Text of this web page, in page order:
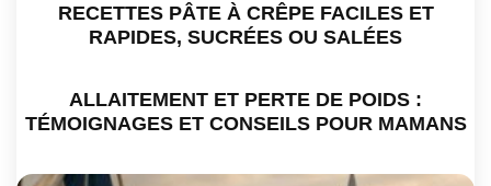
RECETTES PÂTE À CRÊPE FACILES ET
RAPIDES, SUCRÉES OU SALÉES
ALLAITEMENT ET PERTE DE POIDS :
TÉMOIGNAGES ET CONSEILS POUR MAMANS